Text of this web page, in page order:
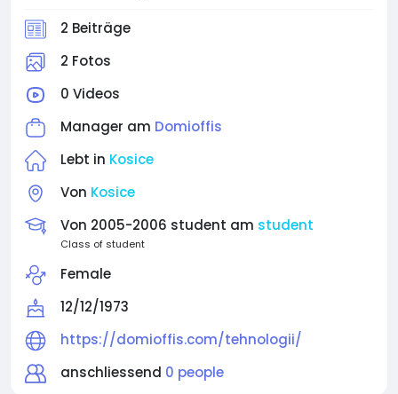
2 Beiträge
2 Fotos
0 Videos
Manager am Domioffis
Lebt in Kosice
Von Kosice
Von 2005-2006 student am student
Class of student
Female
12/12/1973
https://domioffis.com/tehnologii/
anschliessend 0 people